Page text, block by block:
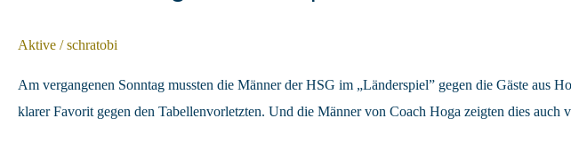
Aktive /schratobi
Am vergangenen Sonntag mussten die Männer der HSG im „Länderspiel” gegen die Gäste aus
klarer Favorit gegen den Tabellenvorletzten. Und die Männer von Coach Hoga zeigten dies auch